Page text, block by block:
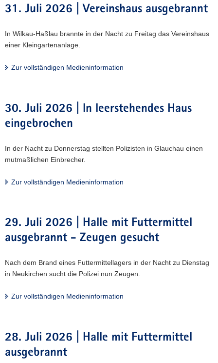
31. Juli 2026 | Vereinshaus ausgebrannt
In Wilkau-Haßlau brannte in der Nacht zu Freitag das Vereinshaus
einer Kleingartenanlage.
Zur vollständigen Medieninformation
30. Juli 2026 | In leerstehendes Haus
eingebrochen
In der Nacht zu Donnerstag stellten Polizisten in Glauchau einen
mutmaßlichen Einbrecher.
Zur vollständigen Medieninformation
29. Juli 2026 | Halle mit Futtermittel
ausgebrannt - Zeugen gesucht
Nach dem Brand eines Futtermittellagers in der Nacht zu Dienstag
in Neukirchen sucht die Polizei nun Zeugen.
Zur vollständigen Medieninformation
28. Juli 2026 | Halle mit Futtermittel
ausgebrannt